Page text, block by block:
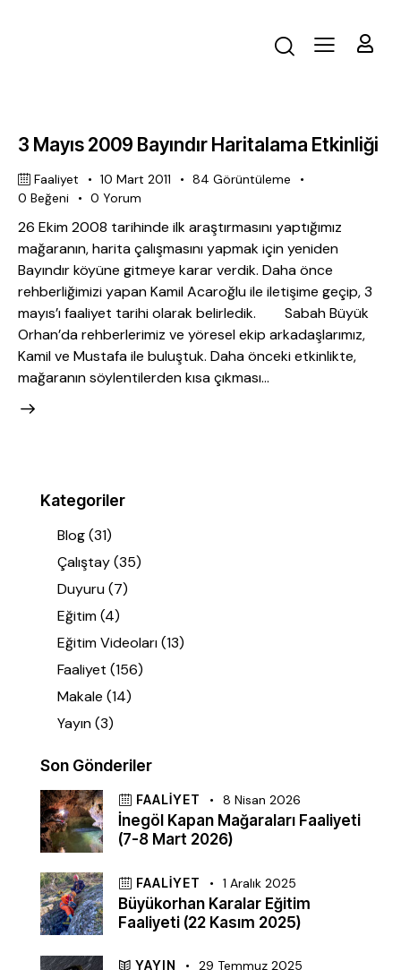
3 Mayıs 2009 Bayındır Haritalama Etkinliği
Faaliyet 10 Mart 2011 84 Görüntüleme
0 Beğeni 0 Yorum
26 Ekim 2008 tarihinde ilk araştırmasını yaptığımız
mağaranın, harita çalışmasını yapmak için yeniden
Bayındır köyüne gitmeye karar verdik. Daha önce
rehberliğimizi yapan Kamil Acaroğlu ile iletişime geçip, 3
mayıs’ı faaliyet tarihi olarak belirledik. Sabah Büyük
Orhan’da rehberlerimiz ve yöresel ekip arkadaşlarımız,
Kamil ve Mustafa ile buluştuk. Daha önceki etkinlikte,
mağaranın söylentilerden kısa çıkması…
Kategoriler
Blog(31)
Çalıştay(35)
Duyuru(7)
Eğitim(4)
Eğitim Videoları(13)
Faaliyet (156)
Makale (14)
Yayın(3)
Son Gönderiler
FAALIYET 8 Nisan 2026
İnegöl Kapan Mağaraları Faaliyeti
(7-8 Mart 2026)
FAALIYET 1 Aralık 2025
Büyükorhan Karalar Eğitim
Faaliyeti (22 Kasım 2025)
YAYIN 29 Temmuz 2025